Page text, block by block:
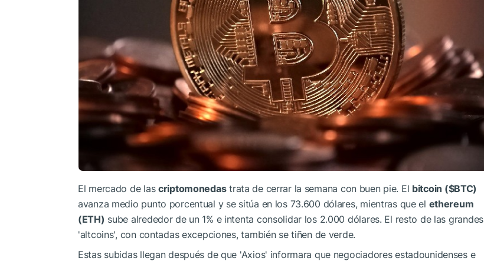
El mercado de las criptomonedastrata de cerrar la semana con buen pie. El bitcoin ($BTC)
avanza medio punto porcentual y se sitúa en los 73.600 dólares, mientras que el ethereum
(ETH) sube alrededor de un 1% e intenta consolidar los 2.000 dólares. El resto de las grandes
'altcoins', con contadas excepciones, también se tiñen de verde.
Estas subidas llegan después de que 'Axios' informara que negociadores estadounidenses e